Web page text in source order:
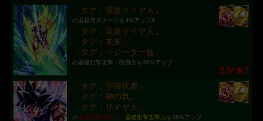
「タグ：混血サイヤ人」
の必殺与ダメージを3%アップ&
「タグ：混血サイヤ人」
「タグ：未来」
「タグ：ベジータ一族」
の基礎打撃攻撃・防御力を38%アップ
ZⅣ★7
「タグ：宇宙代表」
「タグ：神の気」
「タグ：サイヤ人」
の基礎打撃攻撃力 ・ 基礎射撃攻撃力 を38%アップ